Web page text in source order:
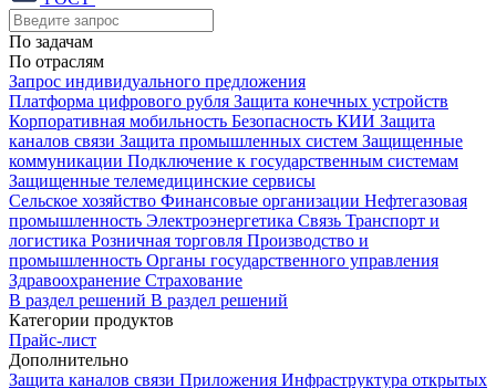
По задачам
По отраслям
Запрос индивидуального предложения
Платформа цифрового рубля Защита конечных устройств
Корпоративная мобильность Безопасность КИИ Защита
каналов связи Защита промышленных систем Защищенные
коммуникации Подключение к государственным системам
Защищенные телемедицинские сервисы
Сельское хозяйство Финансовые организации Нефтегазовая
промышленность Электроэнергетика Связь Транспорт и
логистика Розничная торговля Производство и
промышленность Органы государственного управления
Здравоохранение Страхование
В раздел решений В раздел решений
Категории продуктов
Прайс-лист
Дополнительно
Защита каналов связи Приложения Инфраструктура открытых